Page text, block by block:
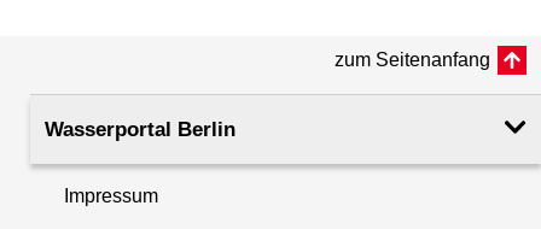
zum Seitenanfang
Wasserportal Berlin
Impressum